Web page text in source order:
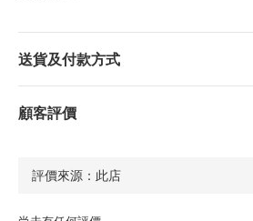
送貨及付款方式
顧客評價